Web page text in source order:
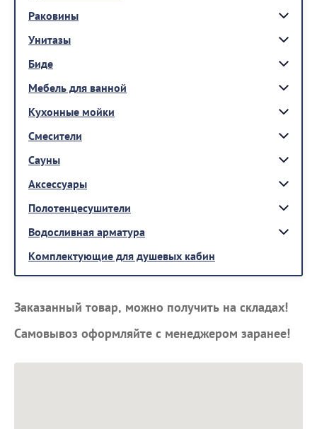
Раковины
Унитазы
Биде
Мебель для ванной
Кухонные мойки
Смесители
Сауны
Аксессуары
Полотенцесушители
Водосливная арматура
Комплектующие для душевых кабин
Заказанный товар, можно получить на складах!
Самовывоз оформляйте с менеджером заранее!